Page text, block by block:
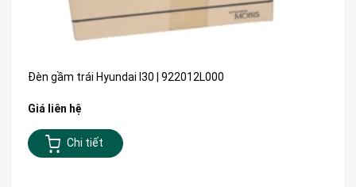
Đèn gầm trái Hyundai I30 | 922012L000
Giá liên hệ
Chi tiết